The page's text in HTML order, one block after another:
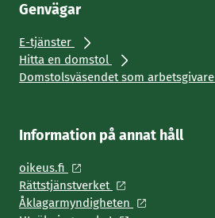
Genvägar
E-tjänster
Hitta en domstol
Domstolsväsendet som arbetsgivare
Information på annat håll
oikeus.fi
Rättstjänstverket
Åklagarmyndigheten